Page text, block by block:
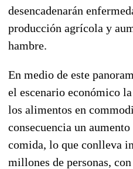
desencadenarán
producción agrícola y
hambre.
En medio de este
el escenario económico
los alimentos en
consecuencia un
comida, lo que conlleva
millones de personas,